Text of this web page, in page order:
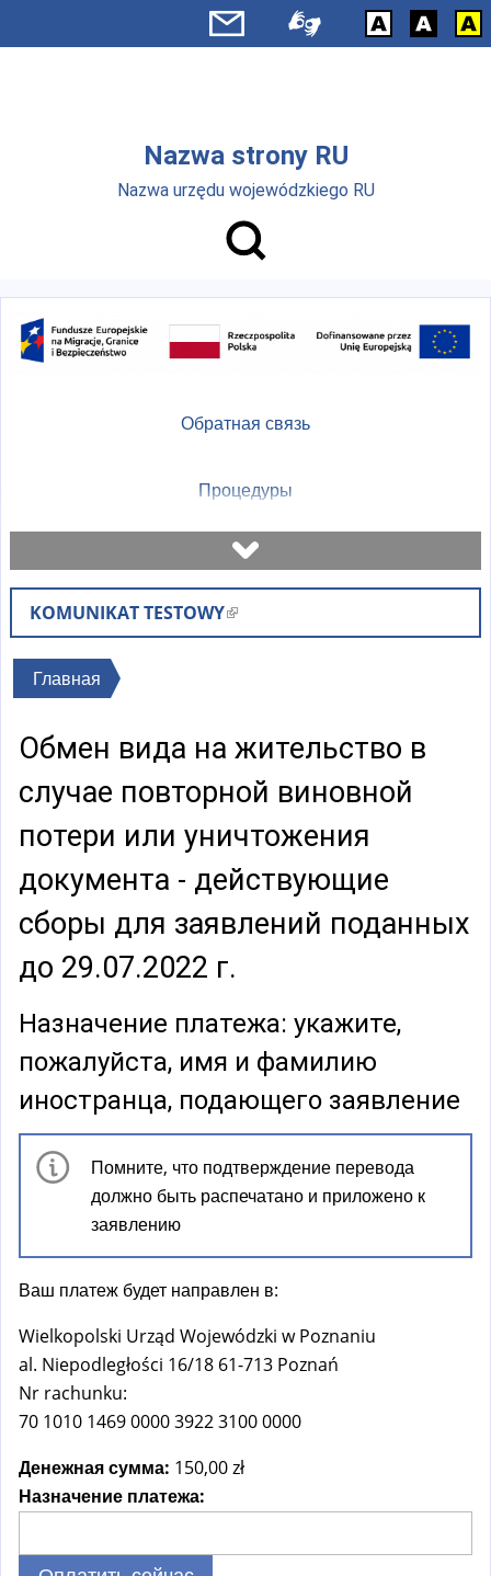
Перейти к основному содержанию
Nazwa strony RU
Nazwa urzędu wojewódzkiego RU
Обратная связь
Процедуры
Назначить встречу
Проверьте статус дела
Оплаты
Часто задаваемые вопросы
Объяснения
KOMUNIKAT TESTOWY(
в
н
я
с
с
ы
л
а
ВыГлавная
Обмен вида на жительство в
случае повторной виновной
потери или уничтожения
документа - действующие
сборы для заявлений поданных
до 29.07.2022 г.
Назначение платежа: укажите,
пожалуйста, имя и фамилию
иностранца, подающего заявление
Помните, что подтверждение перевода
должно быть распечатано и приложено к
заявлению
Ваш платеж будет направлен в:
Wielkopolski Urząd Wojewódzki w Poznaniu
al. Niepodległości 16/18 61-713 Poznań
Nr rachunku:
70 1010 1469 0000 3922 3100 0000
Денежная сумма: 150,00 zł
Назначение платежа: